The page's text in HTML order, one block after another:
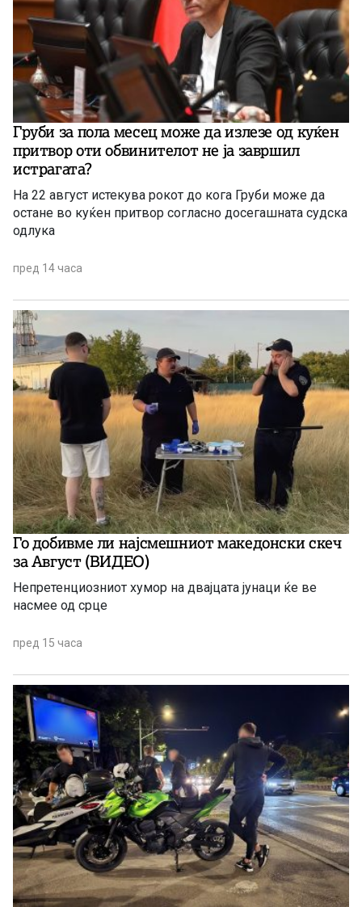
Груби за пола месец може да излезе од куќен
притвор оти обвинителот не ја завршил
истрагата?
На 22 август истекува рокот до кога Груби може да
остане во куќен притвор согласно досегашната судска
одлука
пред 14 часа
Го добивме ли најсмешниот македонски скеч
за Август (ВИДЕО)
Непретенциозниот хумор на двајцата јунаци ќе ве
насмее од срце
пред 15 часа